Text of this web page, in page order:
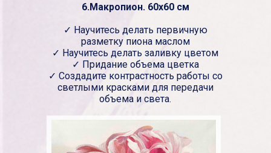
6.Макропион. 60х60 см
✓ Научитесь делать первичную
разметку пиона маслом
✓ Научитесь делать заливку цветом
✓ Придание объема цветка
✓ Создадите контрастность работы со
светлыми красками для передачи
объема и света.